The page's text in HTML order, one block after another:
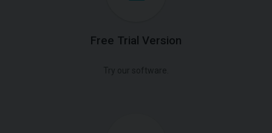
Free Trial Version